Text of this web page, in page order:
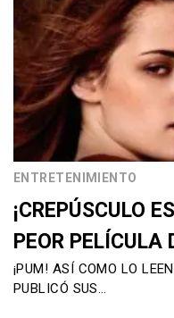
ENTRETENIMIENTO
¡CREPÚSCULO
PEOR
¡PUM! ASÍ COMO LO
PUBLICÓ SUS…